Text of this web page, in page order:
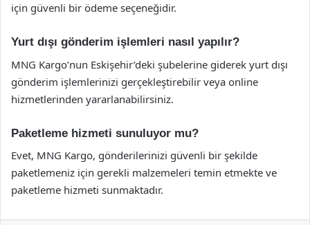
için güvenli bir ödeme seçeneğidir.
Yurt dışı gönderim işlemleri nasıl yapılır?
MNG Kargo’nun Eskişehir’deki şubelerine giderek yurt dışı
gönderim işlemlerinizi gerçekleştirebilir veya online
hizmetlerinden yararlanabilirsiniz.
Paketleme hizmeti sunuluyor mu?
Evet, MNG Kargo, gönderilerinizi güvenli bir şekilde
paketlemeniz için gerekli malzemeleri temin etmekte ve
paketleme hizmeti sunmaktadır.